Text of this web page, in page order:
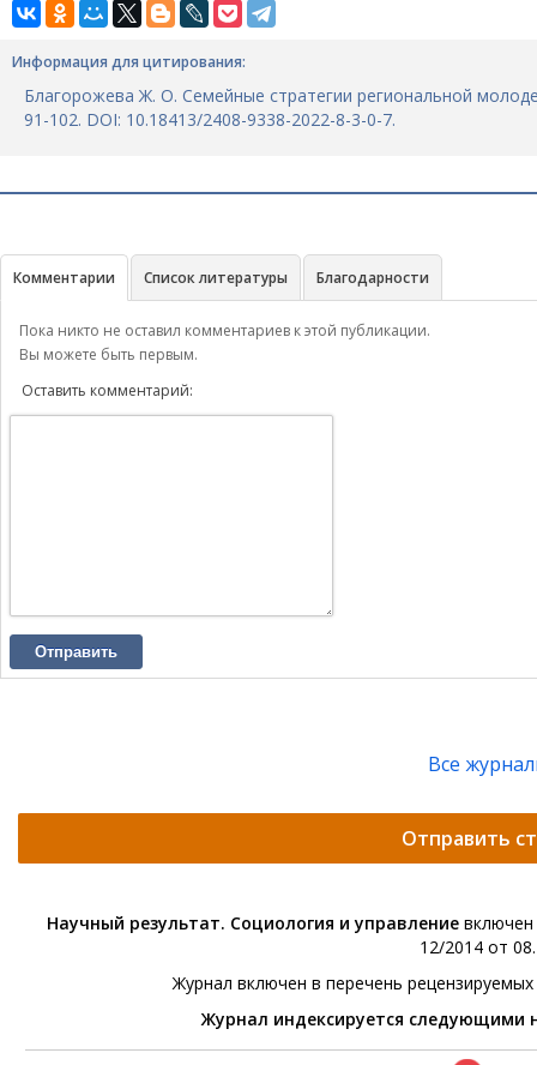
Информация для цитирования:
Благорожева Ж. О. Семейные стратегии региональной
91-102. DOI: 10.18413/2408-9338-2022-8-3-0-7.
Комментарии Список литературы Благодарности
Пока никто не оставил комментариев к этой публикации.
Вы можете быть первым.
Оставить комментарий:
Отправить
Все
Отправить
Научный результат. Социология и управление
12/2014 от
Журнал включен в перечень
Журнал индексируется